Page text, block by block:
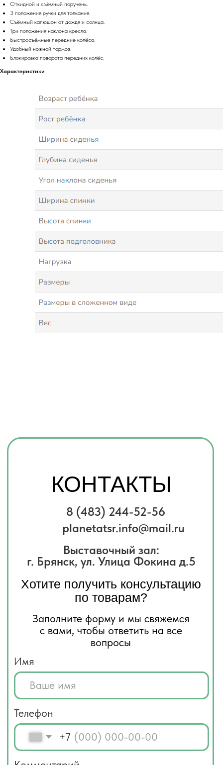
Откидной и съёмный поручень.
3 положения ручки для толкания.
Съёмный капюшон от дождя и солнца.
Три положения наклона кресла.
Быстросъёмные передние колёса.
Удобный ножной тормоз.
Блокировка поворота передних колёс.
Характеристики
planetatsr.info@mail.ru
8 (483) 244-52-56
Выставочный зал:
г. Брянск, ул. Улица Фокина д.5
конфиденциальности
Заполните форму и мы свяжемся
с вами, чтобы ответить на все
вопросы
КОНТАКТЫ
Хотите получить консультацию
по товарам?